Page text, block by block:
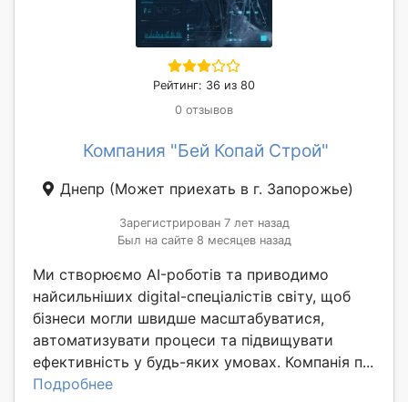
Рейтинг: 36 из 80
0 отзывов
Компания "Бей Копай Строй"
Днепр (Может приехать в г. Запорожье)
Зарегистрирован 7 лет назад
Был на сайте 8 месяцев назад
Ми створюємо AI-роботів та приводимо
найсильніших digital-спеціалістів світу, щоб
бізнеси могли швидше масштабуватися,
автоматизувати процеси та підвищувати
ефективність у будь-яких умовах. Компанія п...
Подробнее